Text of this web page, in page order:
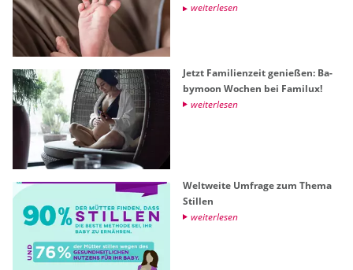
wei­ter­le­sen
Jetzt Fa­mi­li­en­zeit ge­nie­ßen: Ba­
by­moon Wo­chen bei Fa­mi­lux!
wei­ter­le­sen
Welt­wei­te Um­fra­ge zum Thema
Stil­len
wei­ter­le­sen